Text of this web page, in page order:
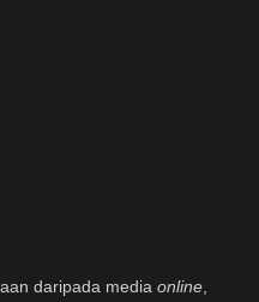
daripada media online